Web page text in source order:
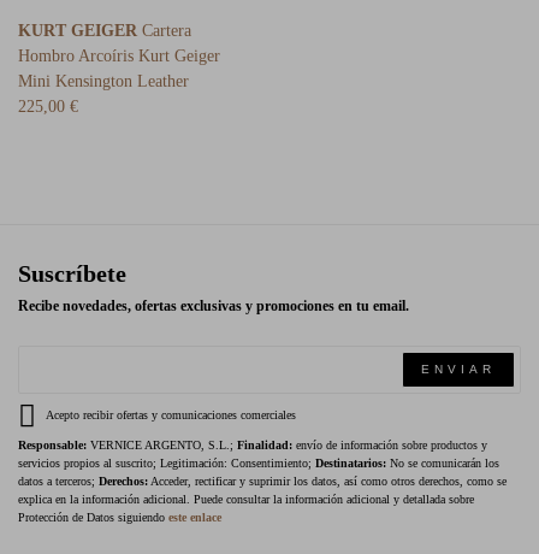
KURT GEIGER Cartera
Hombro Arcoíris Kurt Geiger
Mini Kensington Leather
225,00 €
Suscríbete
Recibe novedades, ofertas exclusivas y promociones en tu email.
ENVIAR
Acepto recibir ofertas y comunicaciones comerciales
Responsable: VERNICE ARGENTO, S.L.; Finalidad: envío de información sobre productos y
servicios propios al suscrito; Legitimación: Consentimiento; Destinatarios: No se comunicarán los
datos a terceros; Derechos: Acceder, rectificar y suprimir los datos, así como otros derechos, como se
explica en la información adicional. Puede consultar la información adicional y detallada sobre
Protección de Datos siguiendo este enlace